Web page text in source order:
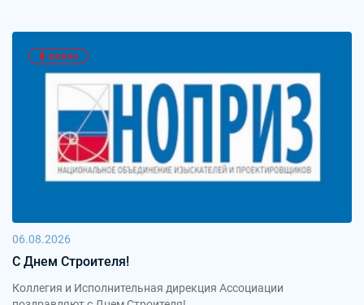
важно
06.08.2026
С Днем Строителя!
Коллегия и Исполнительная дирекция Ассоциации